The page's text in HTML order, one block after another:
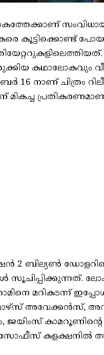
കൂട്ടിക്കൊണ്ട്
കഥാലോകവും
16 നാണ് ചിത്രം
മികച്ച
2 ബില്യൺ
മറികടന്ന്
അവേക്കന്‍സ്,
കാമറൂണിന്റെ
കളക്ഷനിൽ